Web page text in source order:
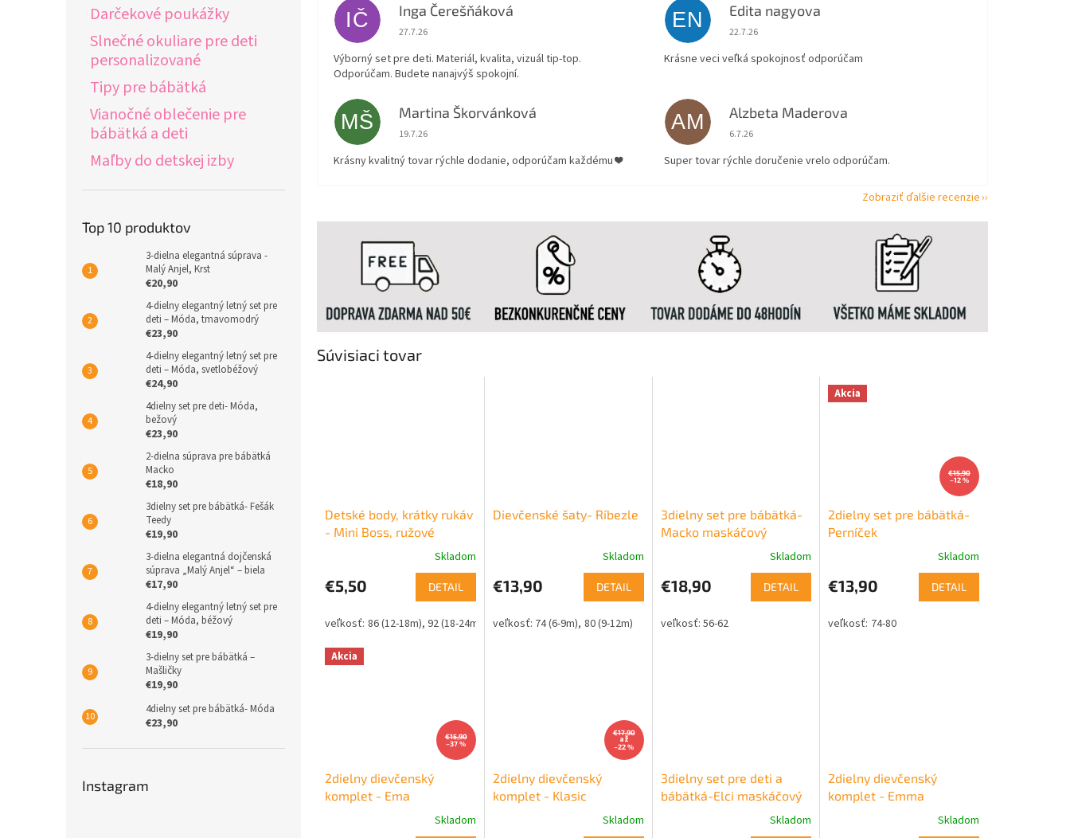
Darčekové poukážky
Slnečné okuliare pre deti
personalizované
Tipy pre bábätká
Vianočné oblečenie pre
bábätká a deti
Maľby do detskej izby
Top 10 produktov
3-dielna elegantná súprava -
Malý Anjel, Krst
€20,90
4-dielny elegantný letný set pre
deti – Móda, tmavomodrý
€23,90
4-dielny elegantný letný set pre
deti – Móda, svetlobéžový
€24,90
4dielny set pre deti- Móda,
bežový
€23,90
2-dielna súprava pre bábätká
Macko
€18,90
3dielny set pre bábätká- Fešák
Teedy
€19,90
3-dielna elegantná dojčenská
súprava „Malý Anjel“ – biela
€17,90
4-dielny elegantný letný set pre
deti – Móda, béžový
€19,90
3-dielny set pre bábätká –
Mašličky
€19,90
4dielny set pre bábätká- Móda
€23,90
Instagram
Súvisiaci tovar
Detské body, krátky rukáv
- Mini Boss, ružové
Skladom
€5,50 DETAIL
86 (12-18m) 92 (18-24m)
Dievčenské šaty- Ríbezle
Skladom
€13,90 DETAIL
74 (6-9m) 80 (9-12m)
3dielny set pre bábätká-
Macko maskáčový
Skladom
€18,90 DETAIL
56-62
Akcia
€15,90
–12 %
2dielny set pre bábätká-
Perníček
Skladom
€13,90 DETAIL
74-80
Akcia
€15,90
–37 %
2dielny dievčenský
komplet - Ema
Skladom
€17,90
až
–22 %
2dielny dievčenský
komplet - Klasic
Skladom
3dielny set pre deti a
bábätká-Elci maskáčový
Skladom
2dielny dievčenský
komplet - Emma
Skladom
IČ Inga Čerešňáková
Hodnotenie obchodu je 5 z 5 hviezdičiek.
27.7.26
Výborný set pre deti. Materiál, kvalita, vizuál tip-top.
Odporúčam. Budete nanajvýš spokojní.
EN Edita nagyova
Hodnotenie obchodu je 5 z 5 hviezdičiek.
22.7.26
Krásne veci veľká spokojnosť odporúčam
MŠ Martina Škorvánková
Hodnotenie obchodu je 5 z 5 hviezdičiek.
19.7.26
Krásny kvalitný tovar rýchle dodanie, odporúčam každému ❤️
AM Alzbeta Maderova
Hodnotenie obchodu je 5 z 5 hviezdičiek.
6.7.26
Super tovar rýchle doručenie vrelo odporúčam.
Zobraziť ďalšie recenzie